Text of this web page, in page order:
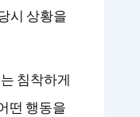
시 상황을
침착하게
떤 행동을